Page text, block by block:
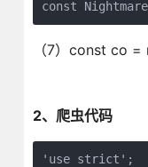
const
（7）const co
2、爬虫代码
'use strict';